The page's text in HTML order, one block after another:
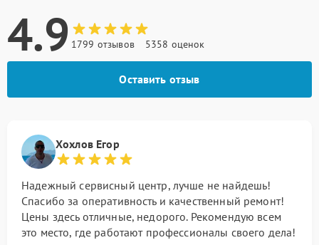
4.9 1799 отзывов 5358 оценок
Оставить отзыв
Хохлов Егор
Надежный сервисный центр, лучше не найдешь!
Спасибо за оперативность и качественный ремонт!
Цены здесь отличные, недорого. Рекомендую всем
это место, где работают профессионалы своего дела!